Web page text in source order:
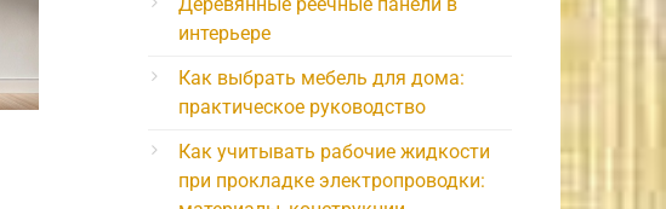
интерьере
Как выбрать мебель для дома:
практическое руководство
Как учитывать рабочие жидкости
при прокладке электропроводки: